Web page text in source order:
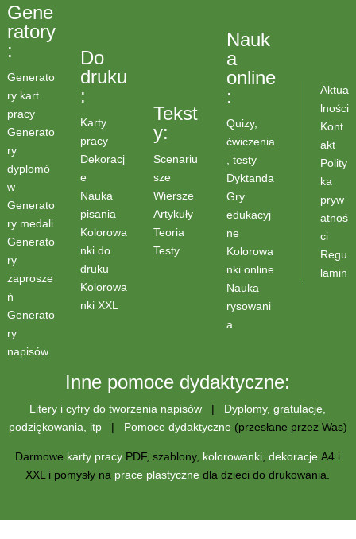
Gene
ratory
:
Generato
ry kart
pracy
Generato
ry
dyplomó
w
Generato
ry medali
Generato
ry
zaprosze
ń
Generato
ry
napisów
Do
druku
:
Karty
pracy
Dekoracj
e
Nauka
pisania
Kolorowa
nki do
druku
Kolorowa
nki XXL
Tekst
y:
Scenariu
sze
Wiersze
Artykuły
Teoria
Testy
Nauk
a
online
:
Quizy,
ćwiczenia
, testy
Dyktanda
Gry
edukacyj
ne
Kolorowa
nki online
Nauka
rysowani
a
Aktua
lności
Kont
akt
Polity
ka
pryw
atnoś
ci
Regu
lamin
Inne pomoce dydaktyczne:
Litery i cyfry do tworzenia napisów | Dyplomy, gratulacje,
podziękowania, itp| Pomoce dydaktyczne (przesłane przez Was)
Darmowe karty pracy PDF, szablony, kolorowanki ,dekoracje A4 i
XXL i pomysły na prace plastyczne dla dzieci do drukowania.